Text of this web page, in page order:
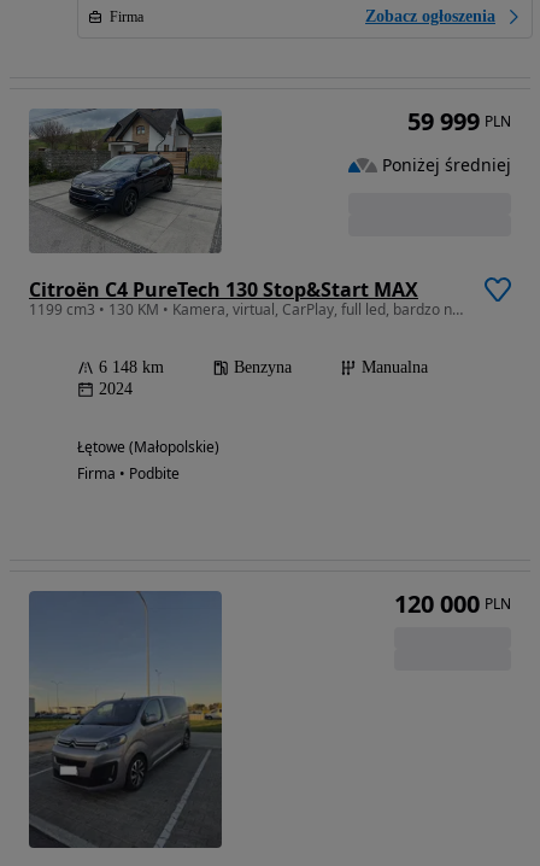
Firma Zobacz ogłoszenia
Citroën C4 PureTech 130 Stop&Start MAX
1199 cm3 • 130 KM • Kamera, virtual, CarPlay, full led, bardzo niski przebieg!
6 148 km Benzyna
Manualna
2024
Łętowe (Małopolskie)
Firma • Podbite
59 999 PLN
Poniżej średniej
120 000 PLN